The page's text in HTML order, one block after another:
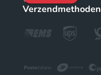
Verzendmethoden